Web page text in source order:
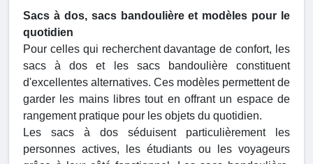
Sacs à dos, sacs bandoulière et modèles pour le
quotidien
Pour celles qui recherchent davantage de confort, les
sacs à dos et les sacs bandoulière constituent
d'excellentes alternatives. Ces modèles permettent de
garder les mains libres tout en offrant un espace de
rangement pratique pour les objets du quotidien.
Les sacs à dos séduisent particulièrement les
personnes actives, les étudiants ou les voyageurs